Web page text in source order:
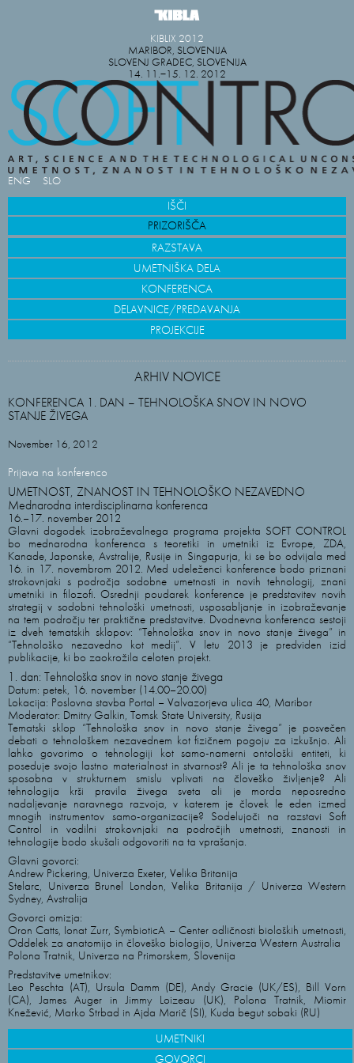
KIBLIX 2012
MARIBOR, SLOVENIJA
SLOVENJ GRADEC, SLOVENIJA
14. 11.−15. 12. 2012
ENG SLO
IŠČI
PRIZORIŠČA
RAZSTAVA
UMETNIŠKA DELA
KONFERENCA
DELAVNICE/PREDAVANJA
PROJEKCIJE
ARHIV NOVICE
KONFERENCA 1. DAN – TEHNOLOŠKA SNOV IN NOVO
STANJE ŽIVEGA
November 16, 2012
Prijava na konferenco
UMETNOST, ZNANOST IN TEHNOLOŠKO NEZAVEDNO
Mednarodna interdisciplinarna konferenca
16.–17. november 2012
Glavni dogodek izobraževalnega programa projekta SOFT CONTROL
bo mednarodna konferenca s teoretiki in umetniki iz Evrope, ZDA,
Kanade, Japonske, Avstralije, Rusije in Singapurja, ki se bo odvijala med
16. in 17. novembrom 2012. Med udeleženci konference bodo priznani
strokovnjaki s področja sodobne umetnosti in novih tehnologij, znani
umetniki in filozofi. Osrednji poudarek konference je predstavitev novih
strategij v sodobni tehnološki umetnosti, usposabljanje in izobraževanje
na tem področju ter praktične predstavitve. Dvodnevna konferenca sestoji
iz dveh tematskih sklopov: “Tehnološka snov in novo stanje živega” in
“Tehnološko nezavedno kot medij”. V letu 2013 je predviden izid
publikacije, ki bo zaokrožila celoten projekt.
1. dan: Tehnološka snov in novo stanje živega
Datum: petek, 16. november (14.00–20.00)
Lokacija: Poslovna stavba Portal – Valvazorjeva ulica 40, Maribor
Moderator: Dmitry Galkin, Tomsk State University, Rusija
Tematski sklop “Tehnološka snov in novo stanje živega” je posvečen
debati o tehnološkem nezavednem kot fizičnem pogoju za izkušnjo. Ali
lahko govorimo o tehnologiji kot samo-namerni ontološki entiteti, ki
poseduje svojo lastno materialnost in stvarnost? Ali je ta tehnološka snov
sposobna v strukturnem smislu vplivati na človeško življenje? Ali
tehnologija krši pravila živega sveta ali je morda neposredno
nadaljevanje naravnega razvoja, v katerem je človek le eden izmed
mnogih instrumentov samo-organizacije? Sodelujoči na razstavi Soft
Control in vodilni strokovnjaki na področjih umetnosti, znanosti in
tehnologije bodo skušali odgovoriti na ta vprašanja.
Glavni govorci:
Andrew Pickering, Univerza Exeter, Velika Britanija
Stelarc, Univerza Brunel London, Velika Britanija / Univerza Western
Sydney, Avstralija
Govorci omizja:
Oron Catts, Ionat Zurr, SymbioticA – Center odličnosti bioloških umetnosti,
Oddelek za anatomijo in človeško biologijo, Univerza Western Australia
Polona Tratnik, Univerza na Primorskem, Slovenija
Predstavitve umetnikov:
Leo Peschta (AT), Ursula Damm (DE), Andy Gracie (UK/ES), Bill Vorn
(CA), James Auger in Jimmy Loizeau (UK), Polona Tratnik, Miomir
Knežević, Marko Strbad in Ajda Marič (SI), Kuda begut sobaki (RU)
UMETNIKI
GOVORCI